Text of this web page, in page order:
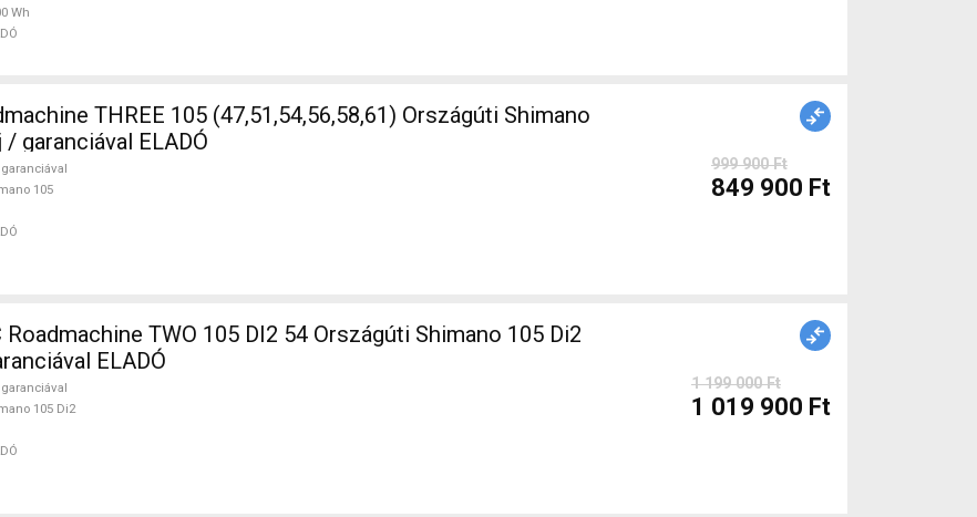
Wh
Országúti Shimano
garanciával ELADÓ
105
999 900 Ft
849 900 Ft
Roadmachine TWO 105 DI2 54 Országúti Shimano 105 Di2
ELADÓ
105 Di2
1 199 000 Ft
1 019 900 Ft